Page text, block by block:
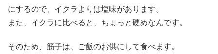
にするので、イクラよりは塩味があります。
また、イクラに比べると、ちょっと硬めなんです。
そのため、筋子は、ご飯のお供にして食べます。